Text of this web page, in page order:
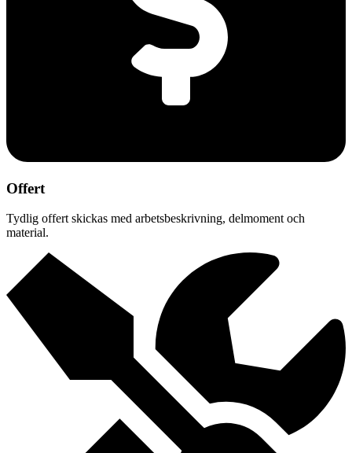
Offert
Tydlig offert skickas med arbetsbeskrivning, delmoment och
material.